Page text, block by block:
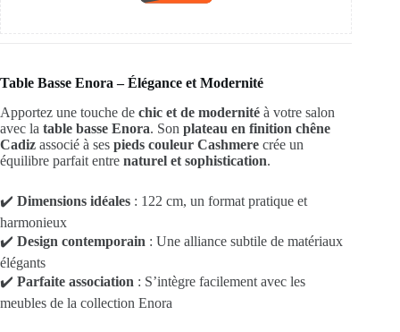
Table Basse Enora – Élégance et Modernité
Apportez une touche de chic et de modernité à votre salon
avec la table basse Enora. Son plateau en finition chêne
Cadiz associé à ses pieds couleur Cashmere crée un
équilibre parfait entre naturel et sophistication.
✔️ Dimensions idéales : 122 cm, un format pratique et
harmonieux
✔️ Design contemporain : Une alliance subtile de matériaux
élégants
✔️ Parfaite association : S’intègre facilement avec les
meubles de la collection Enora